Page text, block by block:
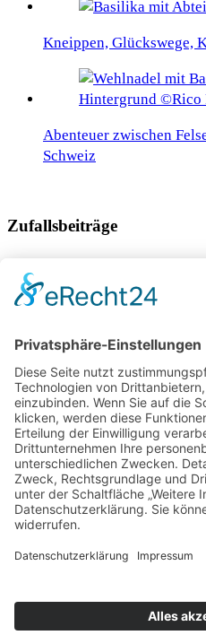
Kneippen, Glückswege,
Abenteuer zwischen
Schweiz
Zufallsbeiträge
Petfriendly in Katalonien
Frühlingserwachen am
Sternenwanderung in
BIG SEE Architecture